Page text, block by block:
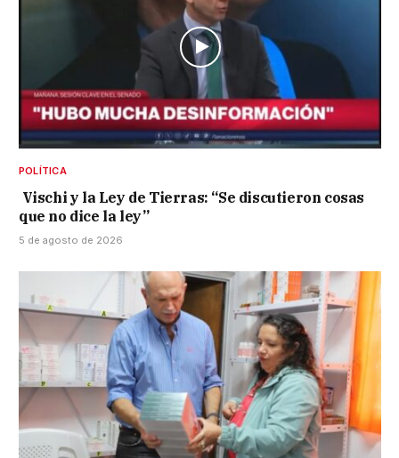
POLÍTICA
Vischi y la Ley de Tierras: “Se discutieron cosas
que no dice la ley”
5 de agosto de 2026